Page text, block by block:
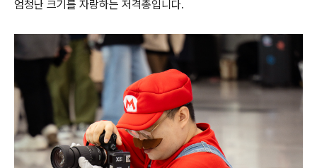
엄청난 크기를 자랑하는 저격총입니다.